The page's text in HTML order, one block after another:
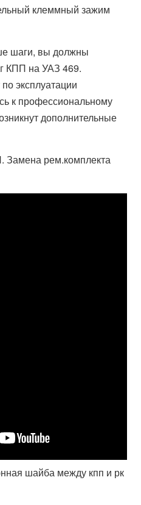
клеммный зажим
шаги, вы должны
КПП на УАЗ 469.
эксплуатации
к профессиональному
дополнительные
Замена рем.комплекта
шайба между кпп и рк